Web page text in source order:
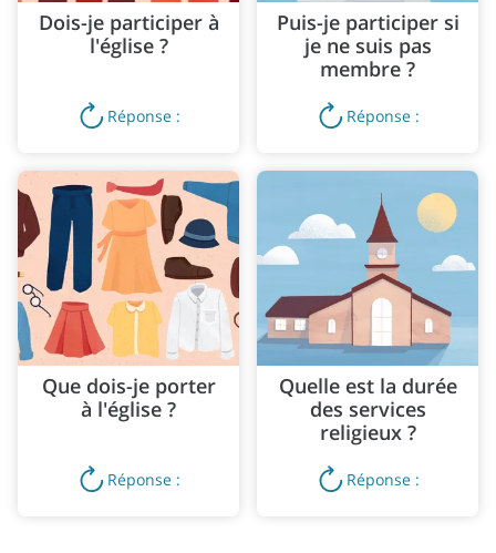
Dois-je participer à
l'église ?
Réponse :
Puis-je participer si
je ne suis pas
membre ?
Réponse :
Que dois-je porter
à l'église ?
Réponse :
Quelle est la durée
des services
religieux ?
Réponse :